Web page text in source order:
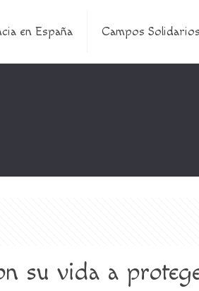
en España Campos Solidarios
su vida a